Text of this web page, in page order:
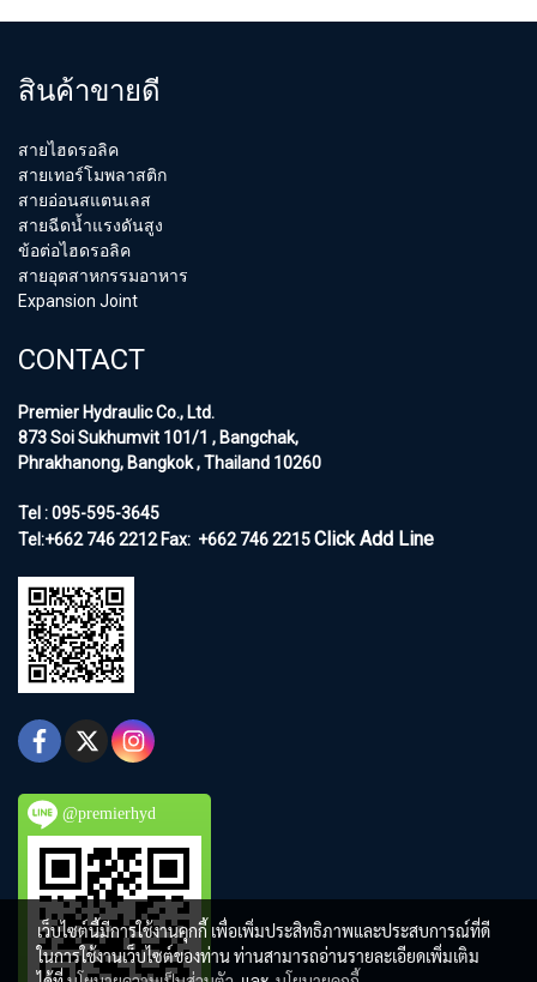
สินค้าขายดี
สายไฮดรอลิค
สายเทอร์โมพลาสติก
สายอ่อนสแตนเลส
สายฉีดน้ำแรงดันสูง
ข้อต่อไฮดรอลิค
สายอุตสาหกรรมอาหาร
Expansion Joint
CONTACT
Premier Hydraulic Co., Ltd.
873 Soi Sukhumvit 101/1 , Bangchak,
Phrakhanong, Bangkok , Thailand 10260
Tel : 095-595-3645
Tel:+662 746 2212Fax: +662 746 2215Click Add Line
@premierhyd
เว็บไซต์นี้มีการใช้งานคุกกี้ เพื่อเพิ่มประสิทธิภาพและประสบการณ์ที่ดี
ในการใช้งานเว็บไซต์ของท่าน ท่านสามารถอ่านรายละเอียดเพิ่มเติม